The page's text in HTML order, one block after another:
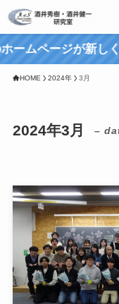
ページが新しくな
HOME 2024年 3月
2024年3月 –